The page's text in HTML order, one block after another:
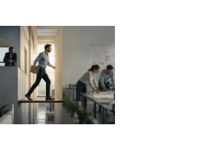
también es
una
competencia